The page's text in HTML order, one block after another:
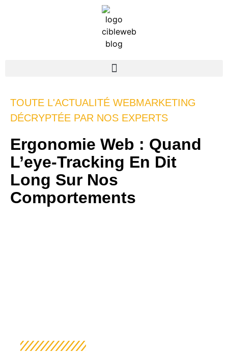
TOUTE L'ACTUALITÉ WEBMARKETING
DÉCRYPTÉE PAR NOS EXPERTS
Ergonomie Web : Quand
L’eye-Tracking En Dit
Long Sur Nos
Comportements